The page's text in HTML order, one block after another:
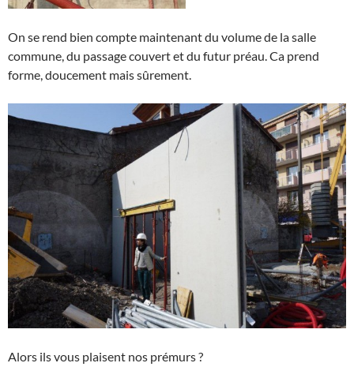
On se rend bien compte maintenant du volume de la salle
commune, du passage couvert et du futur préau. Ca prend
forme, doucement mais sûrement.
Alors ils vous plaisent nos prémurs ?